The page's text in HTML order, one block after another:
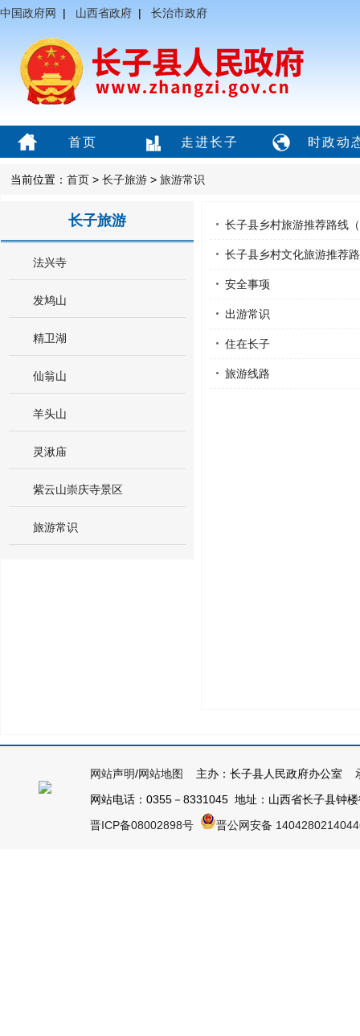
中国政府网 | 山西省政府 | 长治市政府
首页 走进长子 时政动
当前位置： 首页 > 长子旅游 > 旅游常识
长子旅游
法兴寺
发鸠山
精卫湖
仙翁山
羊头山
灵湫庙
紫云山崇庆寺景区
旅游常识
长子县乡村旅游推荐路线
长子县乡村文化旅游推荐
安全事项
出游常识
住在长子
旅游线路
网站声明/网站地图
主办：长子县人民政府办公室
网站电话：0355－8331045 地址：山西省长子县钟
晋ICP备08002898号
晋公网安备